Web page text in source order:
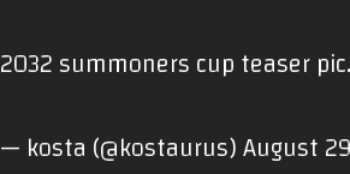
2032 summoners cup teaser
— kosta (@kostaurus)August